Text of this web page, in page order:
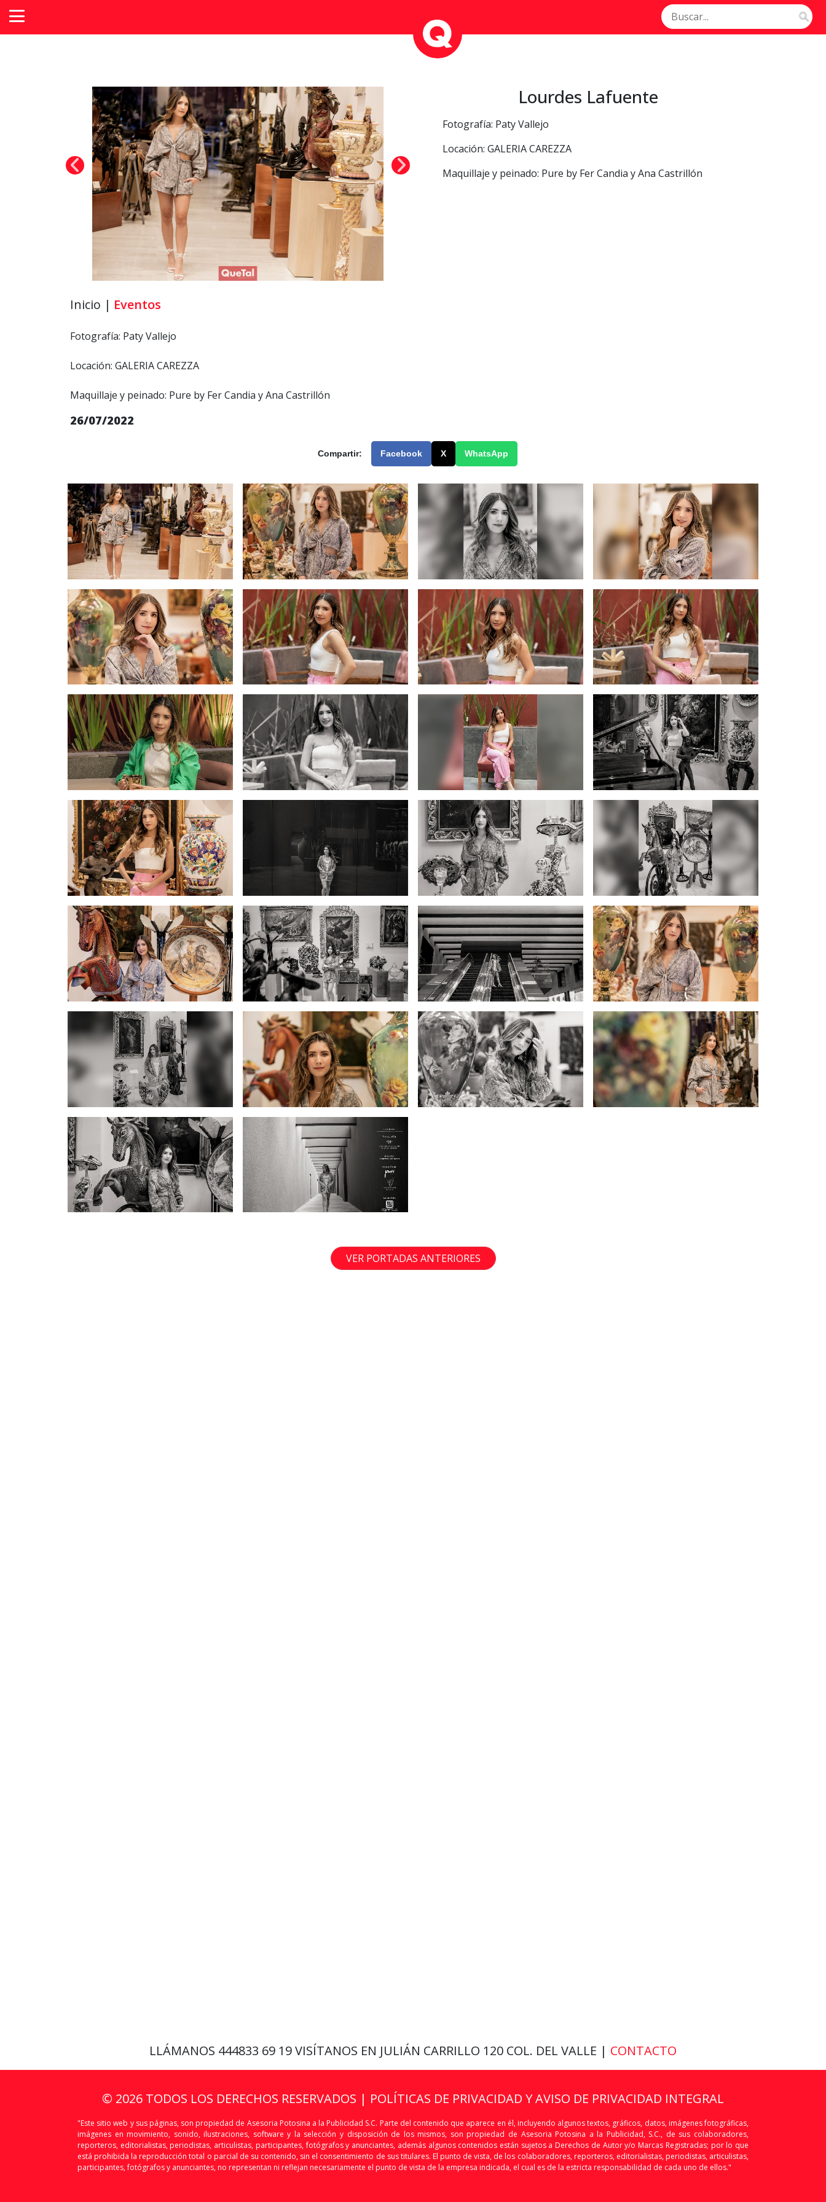
Lourdes Lafuente
Fotografía: Paty Vallejo
Locación: GALERIA CAREZZA
Maquillaje y peinado: Pure by Fer Candia y Ana Castrillón
Inicio | Eventos
Fotografía: Paty Vallejo
Locación: GALERIA CAREZZA
Maquillaje y peinado: Pure by Fer Candia y Ana Castrillón
26/07/2022
Compartir: Facebook X WhatsApp
VER PORTADAS ANTERIORES
LLÁMANOS 444833 69 19VISÍTANOS EN JULIÁN CARRILLO 120 COL. DEL VALLE | CONTACTO
© 2026 TODOS LOS DERECHOS RESERVADOS | POLÍTICAS DE PRIVACIDAD Y AVISO DE PRIVACIDAD INTEGRAL
"Este sitio web y sus páginas, son propiedad de Asesoria Potosina a la Publicidad S.C. Parte del contenido que aparece en él, incluyendo algunos textos, gráficos, datos, imágenes fotográficas,
imágenes en movimiento, sonido, ilustraciones, software y la selección y disposición de los mismos, son propiedad de Asesoria Potosina a la Publicidad, S.C., de sus colaboradores,
reporteros, editorialistas, periodistas, articulistas, participantes, fotógrafos y anunciantes, además algunos contenidos están sujetos a Derechos de Autor y/o Marcas Registradas; por lo que
está prohibida la reproducción total o parcial de su contenido, sin el consentimiento de sus titulares. El punto de vista, de los colaboradores, reporteros, editorialistas, periodistas, articulistas,
participantes, fotógrafos y anunciantes, no representan ni reflejan necesariamente el punto de vista de la empresa indicada, el cual es de la estricta responsabilidad de cada uno de ellos."